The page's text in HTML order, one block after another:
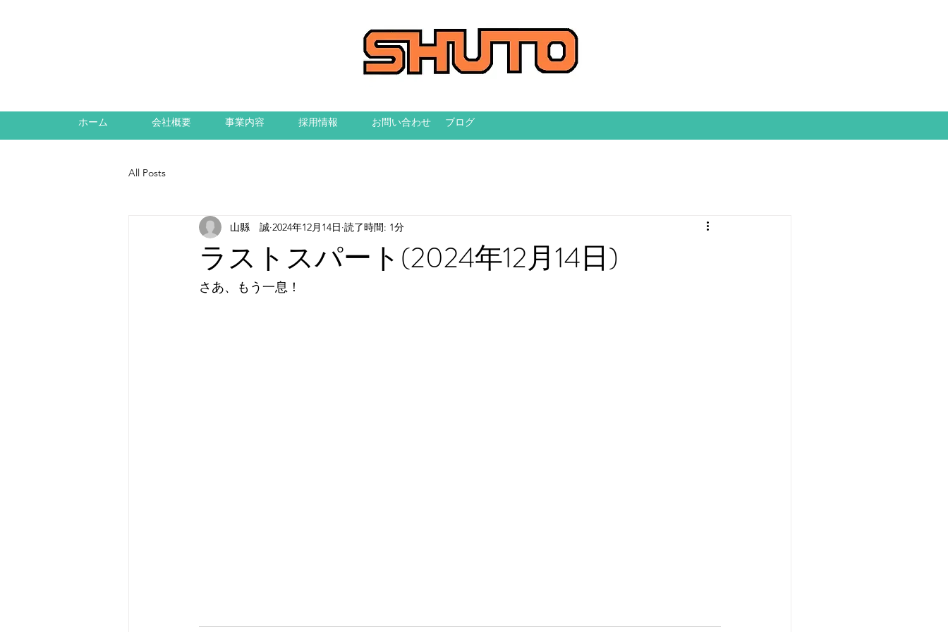
ホーム 会社概要 事業内容 採用情報 お問い合わせ ブログ
All Posts
ラストスパート(2024年12月14日)
山縣 誠 2024年12月14日 読了時間: 1分
さあ、もう一息！